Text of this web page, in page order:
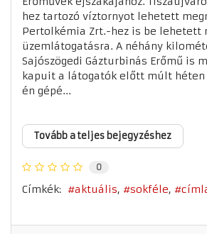
hez tartozó víztornyot lehetett
Pertolkémia Zrt.-hez is be lehetett
üzemlátogatásra. A néhány
Sajószögedi Gázturbinás Erőmű is
kapuit a látogatók előtt múlt héten
én gépé...
Tovább a teljes bejegyzéshez
0
Címkék: aktuális sokféle